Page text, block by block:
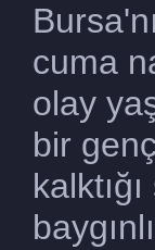
cuma
olay
bir